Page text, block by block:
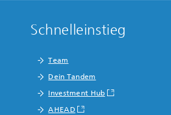
Schnelleinstieg
Team
Dein Tandem
Investment Hub
AHEAD